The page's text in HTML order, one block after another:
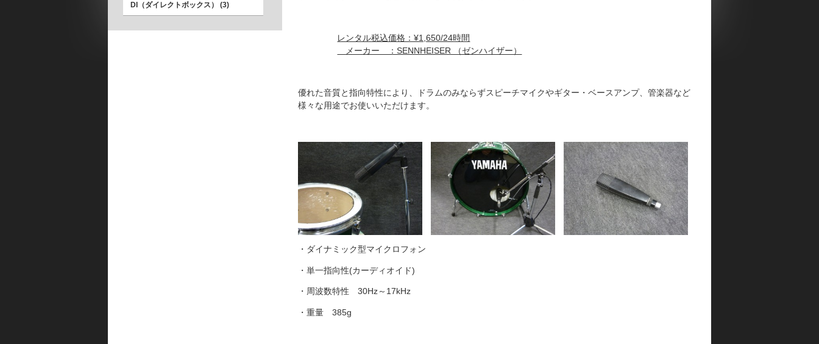
DI（ダイレクトボックス） (3)
レンタル税込価格：¥1,650/24時間
メーカー ：SENNHEISER （ゼンハイザー）
優れた音質と指向特性により、ドラムのみならずスピーチマイクやギター・ベースアンプ、管楽器など
様々な用途でお使いいただけます。
・ダイナミック型マイクロフォン
・単一指向性(カーディオイド)
・周波数特性 30Hz～17kHz
・重量 385g